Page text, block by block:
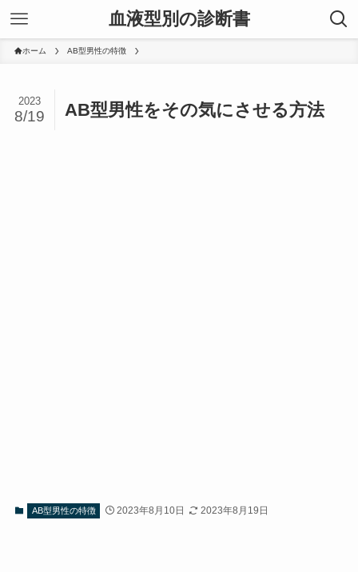
血液型別の診断書
ホーム AB型男性の特徴
AB型男性をその気にさせる方法
2023
8/19
AB型男性の特徴 2023年8月10日 2023年8月19日